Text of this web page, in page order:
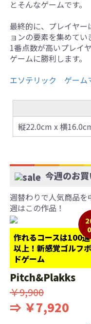
とそんなゲームです。
最終的に、プレイヤ
ョンの要素を集めてい
1番点数が高いプレイ
ゲームに勝利します。
エソテリック ゲーム
縦22.0cm x 横
今週のお買
週替わりで人気商品
週はこの作品！
作れるコースは100
以上！新感覚ゴルフ
ドゲーム
Pitch&Plakks
￥9,900
⇒ ￥7,920